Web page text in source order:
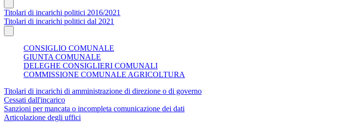
Titolari di incarichi politici 2016/2021
Titolari di incarichi politici dal 2021
CONSIGLIO COMUNALE
GIUNTA COMUNALE
DELEGHE CONSIGLIERI COMUNALI
COMMISSIONE COMUNALE AGRICOLTURA
Titolari di incarichi di amministrazione di direzione o di governo
Cessati dall'incarico
Sanzioni per mancata o incompleta comunicazione dei dati
Articolazione degli uffici